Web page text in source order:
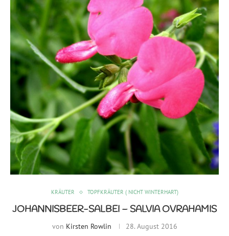
KRÄUTER TOPFKRÄUTER ( NICHT WINTERHART)
JOHANNISBEER-SALBEI – SALVIA OVRAHAMIS
von Kirsten Rowlin 28. August 2016